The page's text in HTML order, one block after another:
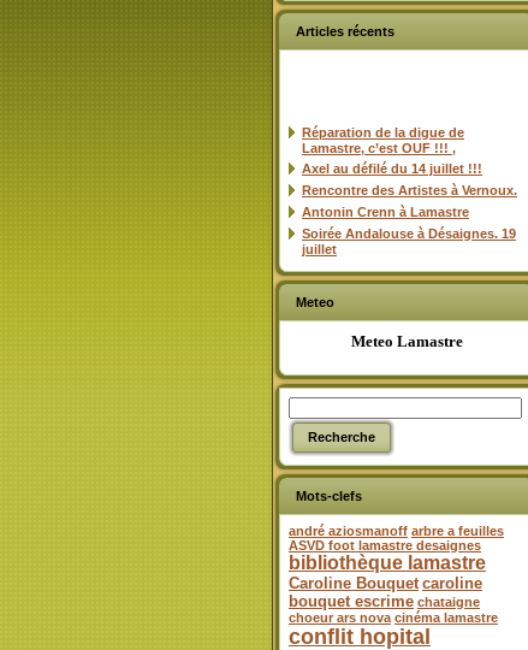
Articles récents
Réparation de la digue de
Lamastre, c’est OUF !!! ,
Axel au défilé du 14 juillet !!!
Rencontre des Artistes à Vernoux.
Antonin Crenn à Lamastre
Soirée Andalouse à Désaignes. 19
juillet
Meteo
Meteo Lamastre
Mots-clefs
andré aziosmanoff arbre a feuilles
ASVD foot lamastre desaignes
bibliothèque lamastre
Caroline Bouquet caroline
bouquet escrime chataigne
choeur ars nova cinéma lamastre
conflit hopital